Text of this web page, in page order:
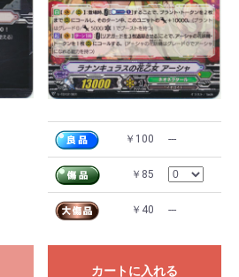
￥100 ---
￥85
￥40 ---
カートに入れる